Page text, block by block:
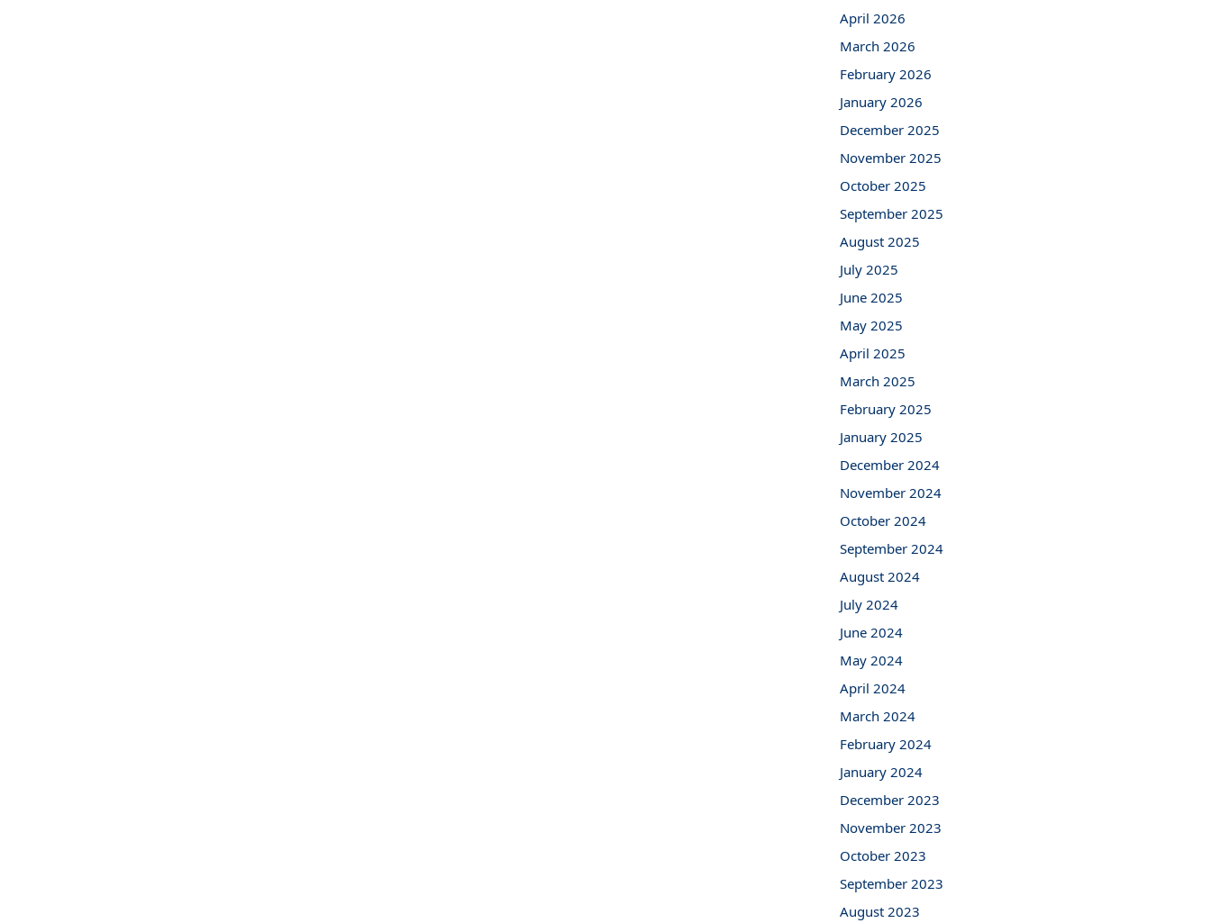
April 2026
March 2026
February 2026
January 2026
December 2025
November 2025
October 2025
September 2025
August 2025
July 2025
June 2025
May 2025
April 2025
March 2025
February 2025
January 2025
December 2024
November 2024
October 2024
September 2024
August 2024
July 2024
June 2024
May 2024
April 2024
March 2024
February 2024
January 2024
December 2023
November 2023
October 2023
September 2023
August 2023